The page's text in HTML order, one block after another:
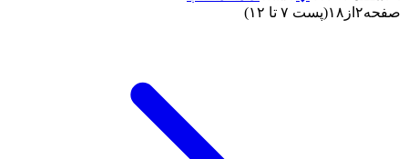
صفحه۲ از ۱۸(پست ۷ تا ۱۲)